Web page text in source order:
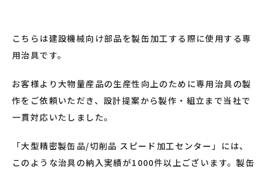
こちらは建設機械向け部品を製缶加工する際に使用する専
用治具です。
お客様より大物量産品の生産性向上のために専用治具の製
作をご依頼いただき、設計提案から製作・組立まで当社で
一貫対応いたしました。
「大型精密製缶品/切削品 スピード加工センター」には、
このような治具の納入実績が1000件以上ございます。製缶